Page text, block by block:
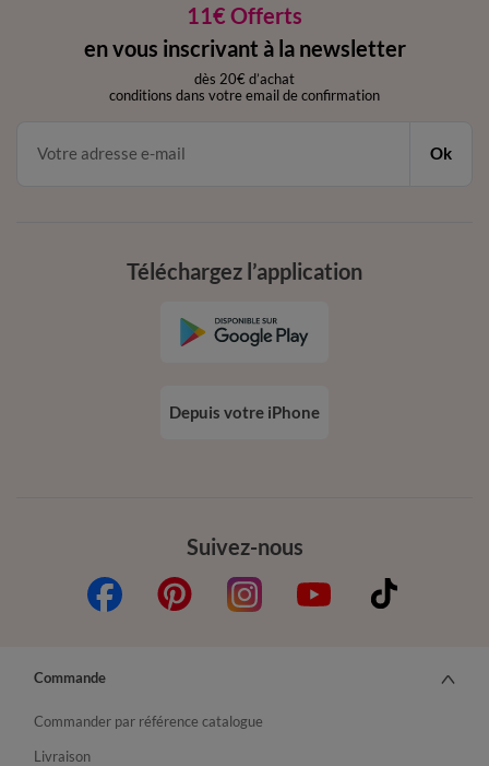
11€ Offerts
en vous inscrivant à la newsletter
dès 20€ d’achat
conditions dans votre email de confirmation
Ok
Suivez-nous
Téléchargez l’application
Depuis votre iPhone
Commande
Commander par référence catalogue
Livraison